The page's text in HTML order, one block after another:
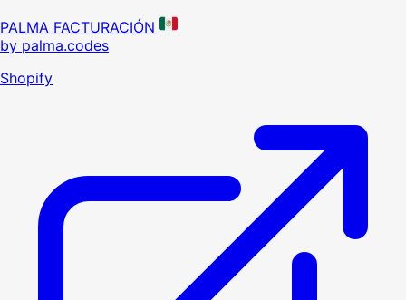
PALMA FACTURACIÓN
by palma.codes
Shopify